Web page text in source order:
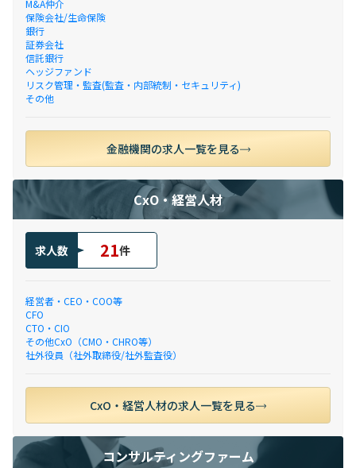
M&A仲介
保険会社/生命保険
銀行
証券会社
信託銀行
ヘッジファンド
リスク管理・監査(監査・内部統制・セキュリティ)
その他
金融機関の求人一覧を見る
CxO・経営人材
求人数 21件
経営者・CEO・COO等
CFO
CTO・CIO
その他CxO（CMO・CHRO等）
社外役員（社外取締役/社外監査役）
CxO・経営人材の求人一覧を見る
コンサルティングファーム